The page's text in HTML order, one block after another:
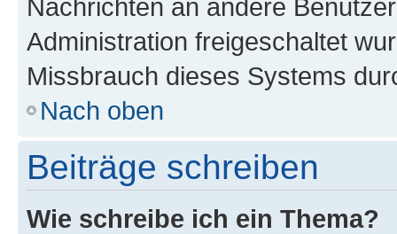
Nachrichten an andere
Administration freigeschaltet
Missbrauch dieses Systems
Nach oben
Beiträge schreiben
Wie schreibe ich ein Thema?